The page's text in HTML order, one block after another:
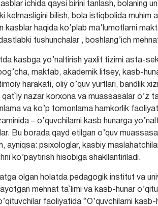
ichida qaysi birini tanlash, bolaning
kelmasligini bilish, bola istiqbolida
kasblar haqida ko’plab ma’lumotlarni
tushunchalar , boshlang’ich
kasbga yo’naltirish yaxlit tizimi asta-
maktab, akademik litsey, kasb-
harakati, oliy o’quv yurtlari, bandlik
qat`iy nazar korxona va muassasalar o’z
va ko’p tomonlama hamkorlik
– o’quvchilarni kasb hunarga
Bu borada qayd etilgan o’quv
ayniqsa: psixologlar, kasbiy
ko’paytirish hisobiga shakllantiriladi.
olgan holatda pedagogik institut va
mehnat ta`limi va kasb-hunar
faoliyatida “O’quvchilarni kasb-